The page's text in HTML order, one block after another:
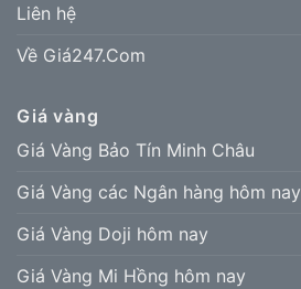
Liên hệ
Về Giá247.Com
Giá vàng
Giá Vàng Bảo Tín Minh Châu
Giá Vàng các Ngân hàng hôm nay
Giá Vàng Doji hôm nay
Giá Vàng Mi Hồng hôm nay